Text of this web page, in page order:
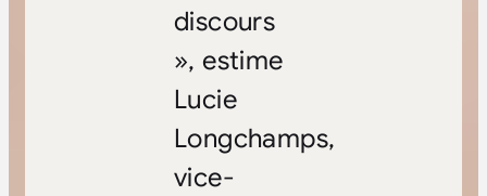
discours
», estime
Lucie
Longchamps,
vice-